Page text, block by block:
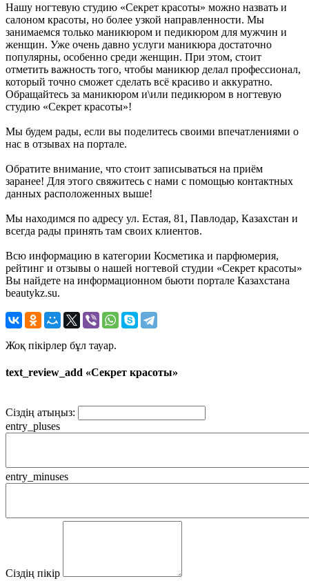
Нашу ногтевую студию «Секрет красоты» можно назвать и
салоном красоты, но более узкой направленности. Мы
занимаемся только маникюром и педикюром для мужчин и
женщин. Уже очень давно услуги маникюра достаточно
популярны, особенно среди женщин. При этом, стоит
отметить важность того, чтобы маникюр делал профессионал,
который точно сможет сделать всё красиво и аккуратно.
Обращайтесь за маникюром и\или педикюром в ногтевую
студию «Секрет красоты»!
Мы будем рады, если вы поделитесь своими впечатлениями о
нас в отзывах на портале.
Обратите внимание, что стоит записываться на приём
заранее! Для этого свяжитесь с нами с помощью контактных
данных расположенных выше!
Мы находимся по адресу ул. Естая, 81, Павлодар, Казахстан и
всегда рады принять там своих клиентов.
Всю информацию в категории Косметика и парфюмерия,
рейтинг и отзывы о нашей ногтевой студии «Секрет красоты»
Вы найдете на информационном бьюти портале Казахстана
beautykz.su.
Жоқ пікірлер бұл тауар.
text_review_add «Секрет красоты»
Сіздің атыңыз:
entry_pluses
entry_minuses
Сіздің пікір